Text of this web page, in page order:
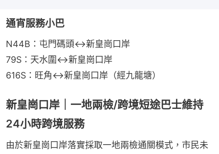
通宵服務小巴
N44B：屯門碼頭↔新皇崗口岸
79S：天水圍↔新皇崗口岸
616S：旺角↔新皇崗口岸（經九龍塘）
新皇崗口岸｜一地兩檢/跨境短途巴士維持
24小時跨境服務
由於新皇崗口岸落實採取一地兩檢通關模式，市民未